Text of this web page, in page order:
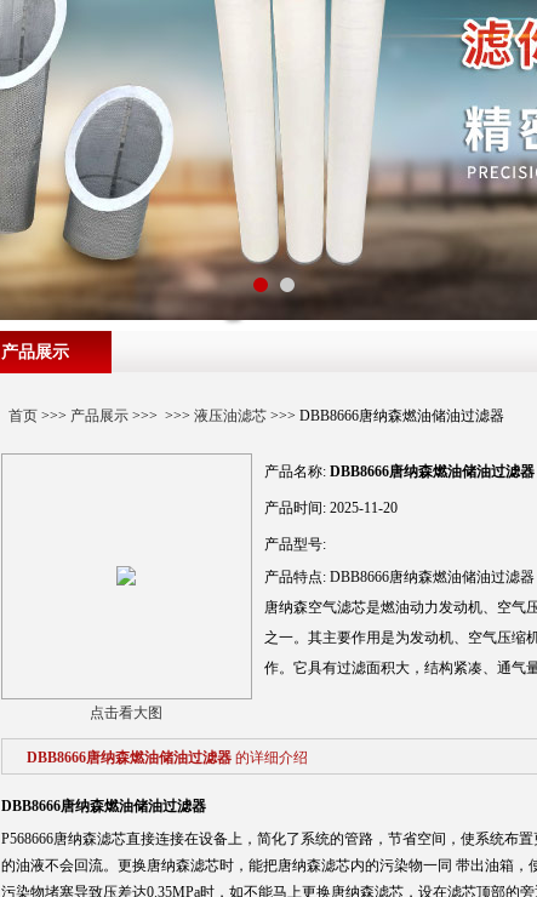
产品展示
首页>>> 产品展示>>> >>> 液压油滤芯>>> DBB8666唐纳森燃油储油过滤器
点击看大图
产品名称: DBB8666唐纳森燃油储油过滤器
产品时间: 2025-11-20
产品型号:
产品特点: DBB8666唐纳森燃油储油过滤器
唐纳森空气滤芯是燃油动力发动机、空气
之一。其主要作用是为发动机、空气压缩
作。它具有过滤面积大，结构紧凑、通气
DBB8666唐纳森燃油储油过滤器 的详细介绍
DBB8666唐纳森燃油储油过滤器
P568666唐纳森滤芯直接连接在设备上，简化了系统的管路，节省空间，使系统布
的油液不会回流。更换唐纳森滤芯时，能把唐纳森滤芯内的污染物一同 带出油箱
污染物堵塞导致压差达0.35MPa时，如不能马上更换唐纳森滤芯，设在滤芯顶部的